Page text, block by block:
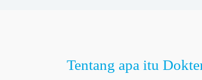
Tentang apa itu